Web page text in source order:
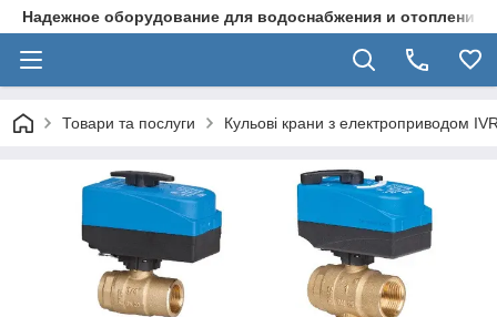
Надежное оборудование для водоснабжения и отопления
Товари та послуги Кульові крани з електроприводом